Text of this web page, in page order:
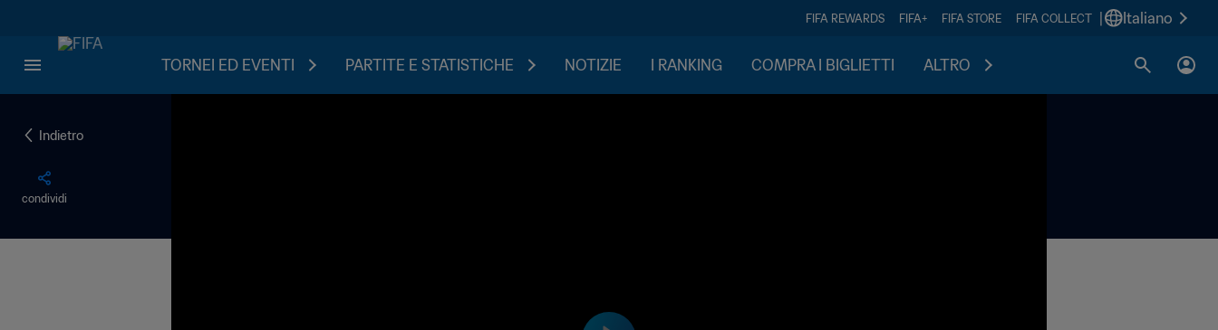
FIFA REWARDS FIFA+ FIFA STORE FIFA COLLECT Italiano
TORNEI ED EVENTI PARTITE E STATISTICHE NOTIZIE I RANKING COMPRA I BIGLIETTI ALTRO
Indietro
condividi